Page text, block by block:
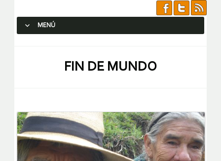
MENÚ
FIN DE MUNDO